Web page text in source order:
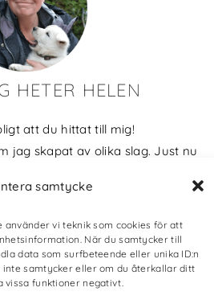
samtycke
använder vi teknik som cookies för att
När du samtycker till
data som surfbeteende eller unika ID:n
inte samtycker eller om du återkallar ditt
vissa funktioner negativt.
HETER HELEN
att du hittat till mig!
jag skapat av olika slag. Just nu
och många bilder visar min
vackra hund. Men också lite